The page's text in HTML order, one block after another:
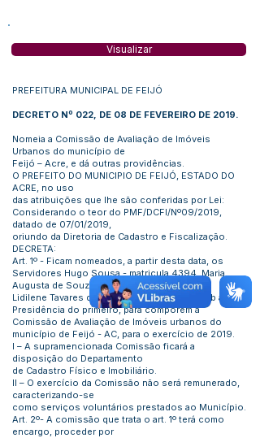
Visualizar
PREFEITURA MUNICIPAL DE FEIJÓ
DECRETO Nº 022, DE 08 DE FEVEREIRO DE 2019.
Nomeia a Comissão de Avaliação de Imóveis
Urbanos do município de
Feijó – Acre, e dá outras providências.
O PREFEITO DO MUNICIPIO DE FEIJÓ, ESTADO DO
ACRE, no uso
das atribuições que lhe são conferidas por Lei:
Considerando o teor do PMF/DCFI/Nº09/2019,
datado de 07/01/2019,
oriundo da Diretoria de Cadastro e Fiscalização.
DECRETA:
Art. 1º - Ficam nomeados, a partir desta data, os
Servidores Hugo Sousa - matricula 4394, Maria
Augusta de Souza Pinheiro – matricula 1853,
Lidilene Tavares da Silva - matricula 1828, sob a
Presidência do primeiro, para comporem a
Comissão de Avaliação de Imóveis urbanos do
município de Feijó - AC, para o exercício de 2019.
I – A supramencionada Comissão ficará a
disposição do Departamento
de Cadastro Físico e Imobiliário.
II – O exercício da Comissão não será remunerado,
caracterizando-se
como serviços voluntários prestados ao Município.
Art. 2º- A comissão que trata o art. 1º terá como
encargo, proceder por